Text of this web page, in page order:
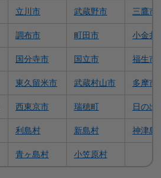
立川市 武蔵野市 三鷹市
調布市 町田市 小金井
国分寺市 国立市 福生市
東久留米市 武蔵村山市 多摩市
西東京市 瑞穂町 日の出
利島村 新島村 神津島
青ヶ島村 小笠原村